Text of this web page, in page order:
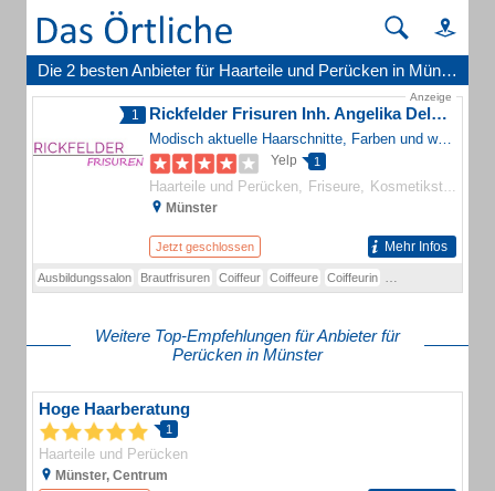
Die 2 besten Anbieter für Haarteile und Perücken in Münster
Anzeige
1 Rickfelder Frisuren Inh. Angelika Delvendahl
Modisch aktuelle Haarschnitte, Farben und weitere Leistungen für Damen, Herren und Kinder - dafür steht Rickfelder Frisuren in Münster.
Yelp 1
Haarteile und Perücken Friseure Kosmetikstudios
Münster
Jetzt geschlossen Mehr Infos
Ausbildungssalon Brautfrisuren Coiffeur Coiffeure Coiffeurin
Weitere Top-Empfehlungen für Anbieter für
Perücken in Münster
Hoge Haarberatung
1
Haarteile und Perücken
Münster, Centrum